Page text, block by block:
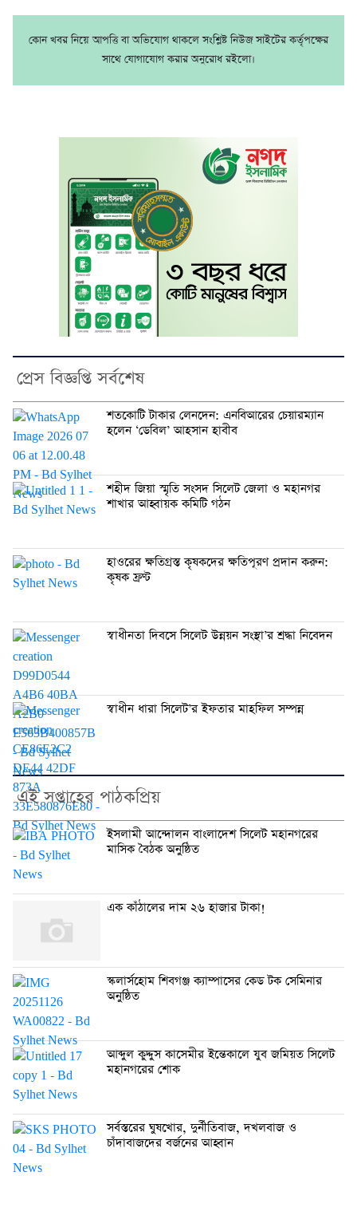
কোন খবর নিয়ে আপত্তি বা অভিযোগ থাকলে সংশ্লিষ্ট নিউজ সাইটের কর্তৃপক্ষের
সাথে যোগাযোগ করার অনুরোধ রইলো।
প্রেস বিজ্ঞপ্তি সর্বশেষ
শতকোটি টাকার লেনদেন: এনবিআরের চেয়ারম্যান
হলেন ‘ডেবিল’ আহসান হাবীব
শহীদ জিয়া স্মৃতি সংসদ সিলেট জেলা ও মহানগর
শাখার আহ্বায়ক কমিটি গঠন
হাওরের ক্ষতিগ্রস্ত কৃষকদের ক্ষতিপূরণ প্রদান করুন:
কৃষক ফ্রণ্ট
স্বাধীনতা দিবসে সিলেট উন্নয়ন সংস্থা’র শ্রদ্ধা নিবেদন
স্বাধীন ধারা সিলেট’র ইফতার মাহফিল সম্পন্ন
এই সপ্তাহের পাঠকপ্রিয়
ইসলামী আন্দোলন বাংলাদেশ সিলেট মহানগরের
মাসিক বৈঠক অনুষ্ঠিত
এক কাঁঠালের দাম ২৬ হাজার টাকা!
স্কলার্সহোম শিবগঞ্জ ক্যাম্পাসের কেড টক সেমিনার
অনুষ্ঠিত
আব্দুল কুদ্দুস কাসেমীর ইন্তেকালে যুব জমিয়ত সিলেট
মহানগরের শোক
সর্বস্তরের ঘুষখোর, দুর্নীতিবাজ, দখলবাজ ও
চাঁদাবাজদের বর্জনের আহ্বান